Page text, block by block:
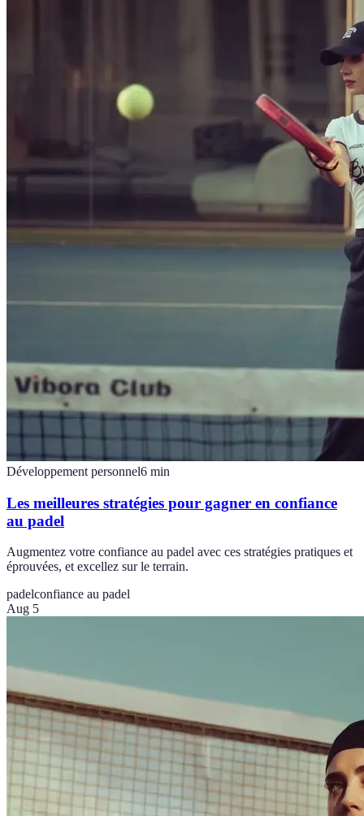
Développement personnel6 min
Les meilleures stratégies pour gagner en confiance
au padel
Augmentez votre confiance au padel avec ces stratégies pratiques et
éprouvées, et excellez sur le terrain.
padelconfiance au padel
Aug 5